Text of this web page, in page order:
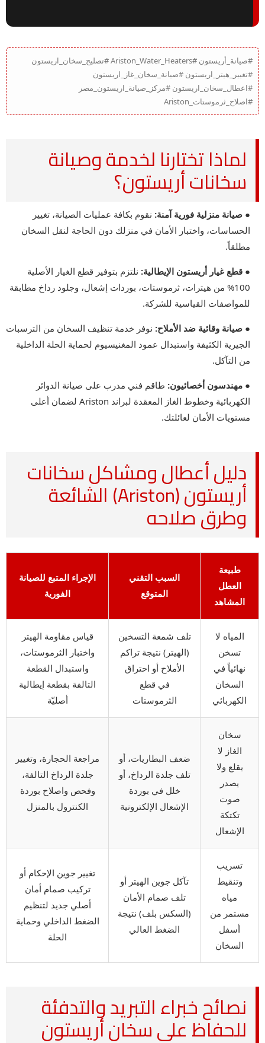
#صيانة_أريستون #Ariston_Water_Heaters #تصليح_سخان_اريستون
#تغيير_هيتر_اريستون #صيانة_سخان_غاز_اريستون
#اعطال_سخان_اريستون #مركز_صيانة_اريستون_مصر
#اصلاح_ثرموستات_Ariston
لماذا تختارنا لخدمة وصيانة
سخانات أريستون؟
● صيانة منزلية فورية آمنة: نقوم بكافة عمليات الصيانة، تغيير
الحساسات، واختبار الأمان في منزلك دون الحاجة لنقل السخان
مطلقاً.
● قطع غيار أريستون الإيطالية: نلتزم بتوفير قطع الغيار الأصلية
100% من هيترات، ثرموستات، بوردات إشعال، وجلود رداخ مطابقة
للمواصفات القياسية للشركة.
● صيانة وقائية ضد الأملاح: نوفر خدمة تنظيف السخان من الترسبات
الجيرية الكثيفة واستبدال عمود المغنيسيوم لحماية الحلة الداخلية
من التآكل.
● مهندسون أخصائيون: طاقم فني مدرب على صيانة الدوائر
الكهربائية وخطوط الغاز المعقدة لبراند Ariston لضمان أعلى
مستويات الأمان لعائلتك.
دليل أعطال ومشاكل سخانات
أريستون (Ariston) الشائعة
وطرق صلاحه
طبيعة
العطل
المشاهد
السبب التقني
المتوقع
الإجراء المتبع للصيانة
الفورية
المياه لا
تسخن
نهائياً في
السخان
الكهربائي
تلف شمعة التسخين
(الهيتر) نتيجة تراكم
الأملاح أو احتراق
في قطع
الثرموستات
قياس مقاومة الهيتر
واختبار الثرموستات،
واستبدال القطعة
التالفة بقطعة إيطالية
أصليّة
سخان
الغاز لا
يقلع ولا
يصدر
صوت
تكتكة
الإشعال
ضعف البطاريات، أو
تلف جلدة الرداخ، أو
خلل في بوردة
الإشعال الإلكترونية
مراجعة الحجارة، وتغيير
جلدة الرداخ التالفة،
وفحص واصلاح بوردة
الكنترول بالمنزل
تسريب
وتنقيط
مياه
مستمر من
أسفل
السخان
تآكل جوين الهيتر أو
تلف صمام الأمان
(السكس بلف) نتيجة
الضغط العالي
تغيير جوين الإحكام أو
تركيب صمام أمان
أصلي جديد لتنظيم
الضغط الداخلي وحماية
الحلة
نصائح خبراء التبريد والتدفئة
للحفاظ على سخان أريستون